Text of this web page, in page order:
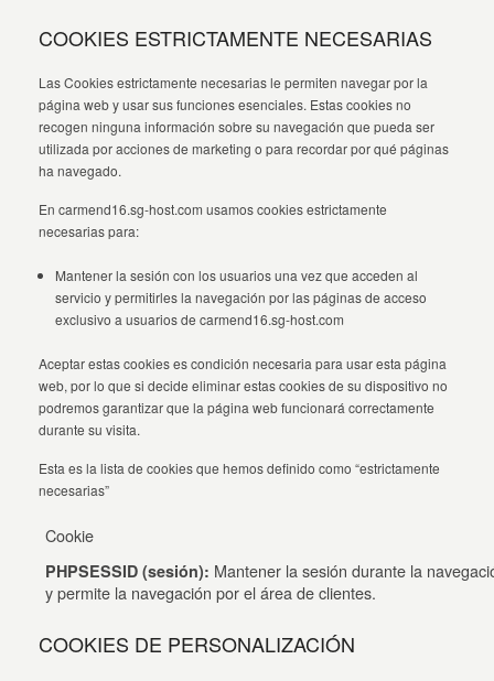
COOKIES ESTRICTAMENTE NECESARIAS
Las Cookies estrictamente necesarias le permiten navegar por la
página web y usar sus funciones esenciales. Estas cookies no
recogen ninguna información sobre su navegación que pueda ser
utilizada por acciones de marketing o para recordar por qué páginas
ha navegado.
En carmend16.sg-host.com usamos cookies estrictamente
necesarias para:
Mantener la sesión con los usuarios una vez que acceden al
servicio y permitirles la navegación por las páginas de acceso
exclusivo a usuarios de carmend16.sg-host.com
Aceptar estas cookies es condición necesaria para usar esta página
web, por lo que si decide eliminar estas cookies de su dispositivo no
podremos garantizar que la página web funcionará correctamente
durante su visita.
Esta es la lista de cookies que hemos definido como “estrictamente
necesarias”
Cookie
PHPSESSID (sesión): Mantener la sesión durante la
y permite la navegación por el área de clientes.
COOKIES DE PERSONALIZACIÓN